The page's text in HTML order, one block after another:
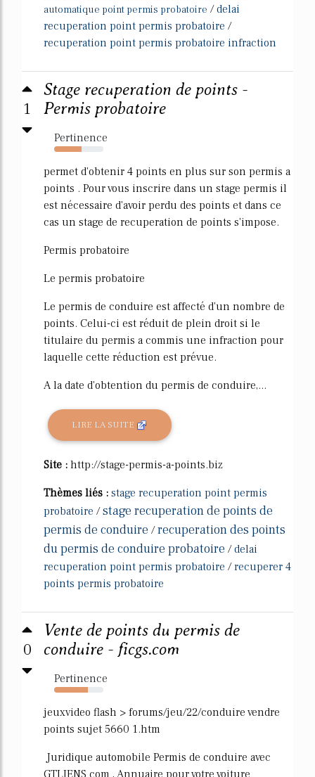
automatique point permis probatoire /delai
recuperation point permis probatoire /
recuperation point permis probatoire infraction
1
Stage recuperation de points -
Permis probatoire
Pertinence
55%
permet d'obtenir 4 points en plus sur son permis a
points . Pour vous inscrire dans un stage permis il
est nécessaire d'avoir perdu des points et dans ce
cas un stage de recuperation de points s'impose.
Permis probatoire
Le permis probatoire
Le permis de conduire est affecté d'un nombre de
points. Celui-ci est réduit de plein droit si le
titulaire du permis a commis une infraction pour
laquelle cette réduction est prévue.
A la date d'obtention du permis de conduire,...
LIRE LA SUITE
Site : http://stage-permis-a-points.biz
Thèmes liés : stage recuperation point permis
probatoire /stage recuperation de points de
permis de conduire /recuperation des points
du permis de conduire probatoire /delai
recuperation point permis probatoire /recuperer 4
points permis probatoire
0
Vente de points du permis de
conduire - ficgs.com
Pertinence
68%
jeuxvideo flash > forums/jeu/22/conduire vendre
points sujet 5660 1.htm
Juridique automobile Permis de conduire avec